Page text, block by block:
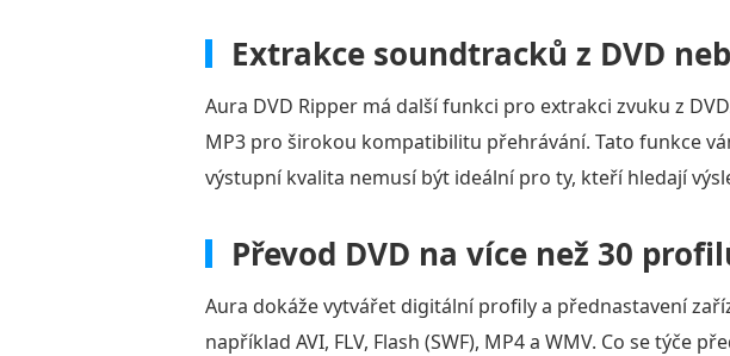
Extrakce soundtracků z DVD
Aura DVD Ripper má další funkci pro extrakci zvuku z
MP3 pro širokou kompatibilitu přehrávání. Tato funkce
výstupní kvalita nemusí být ideální pro ty, kteří hledají
Převod DVD na více než 30
Aura dokáže vytvářet digitální profily a přednastavení
například AVI, FLV, Flash (SWF), MP4 a WMV. Co se